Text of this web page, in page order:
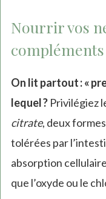
Nourrir vos
On lit partout : «
lequel ?Privilégiez
citrate, deux
tolérées par
absorption
que l’oxyde ou le